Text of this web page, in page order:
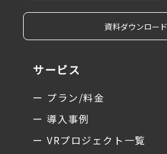
資料ダウンロード
サービス
ー プラン/料金
ー 導入事例
ー VRプロジェクト一覧